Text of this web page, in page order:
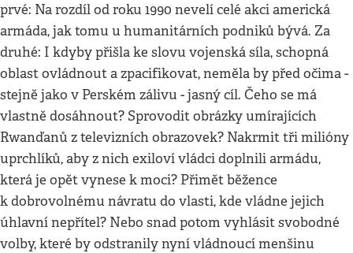
prvé: Na rozdíl od roku 1990 nevelí celé akci americká
armáda, jak tomu u humanitárních podniků bývá. Za
druhé: I kdyby přišla ke slovu vojenská síla, schopná
oblast ovládnout a zpacifikovat, neměla by před očima -
stejně jako v Perském zálivu - jasný cíl. Čeho se má
vlastně dosáhnout? Sprovodit obrázky umírajících
Rwanďanů z televizních obrazovek? Nakrmit tři milióny
uprchlíků, aby z nich exiloví vládci doplnili armádu,
která je opět vynese k moci? Přimět běžence
k dobrovolnému návratu do vlasti, kde vládne jejich
úhlavní nepřítel? Nebo snad potom vyhlásit svobodné
volby, které by odstranily nyní vládnoucí menšinu